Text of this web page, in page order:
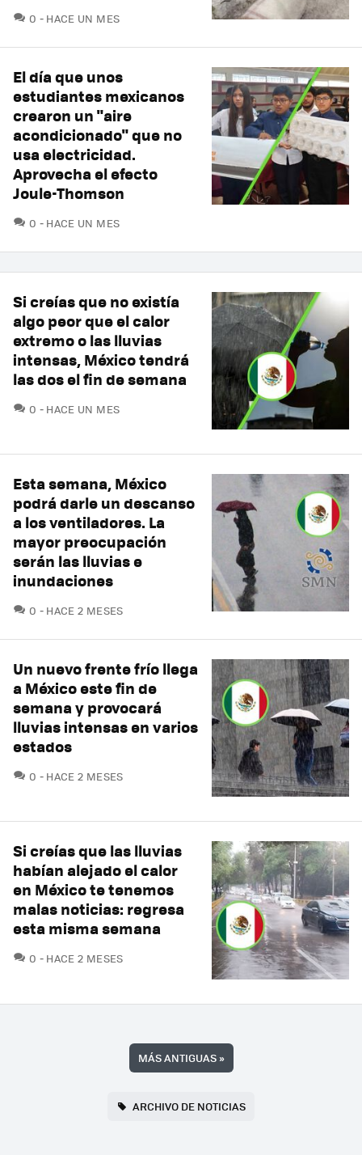
0 COMENTARIOS
HACE UN MES
El día que unos
estudiantes mexicanos
crearon un "aire
acondicionado" que no
usa electricidad.
Aprovecha el efecto
Joule-Thomson
0 COMENTARIOS
HACE UN MES
Si creías que no existía
algo peor que el calor
extremo o las lluvias
intensas, México tendrá
las dos el fin de semana
0 COMENTARIOS
HACE UN MES
Esta semana, México
podrá darle un descanso
a los ventiladores. La
mayor preocupación
serán las lluvias e
inundaciones
0 COMENTARIOS
HACE 2 MESES
Un nuevo frente frío llega
a México este fin de
semana y provocará
lluvias intensas en varios
estados
0 COMENTARIOS
HACE 2 MESES
Si creías que las lluvias
habían alejado el calor
en México te tenemos
malas noticias: regresa
esta misma semana
0 COMENTARIOS
HACE 2 MESES
MÁS ANTIGUAS»
ARCHIVO DE NOTICIAS